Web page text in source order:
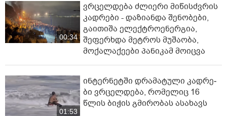
00:34
ვრცელდება ძლიერი მიწისძვრის
კადრები - დაზიანდა შენობები,
გაითიშა ელექტროენერგია,
შეფერხდა მეტროს მუშაობა,
მოქალაქეები პანიკამ მოიცვა
01:53
ინ­ტერ­ნეტ­ში დრა­მა­ტუ­ლი კად­რე­
ბი ვრცელდება, რომელიც 16
წლის ბიჭის გმირობას ასახავს